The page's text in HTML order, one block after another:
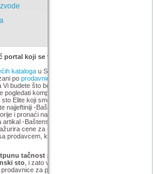
koji se trudi da uštedi vaš novac.
katalogau Srbiji, sa popustima i sniženim
po prodavnicama
Vi budete što bolje informisani o popustima i ceni
pogledati kompletan
Elite koji smo mi pronašli na akciji
najjeftiniji -Baštenski sto Elite u grupi . Vrlo lako
i pronaći najnižu cenu za -Baštenski sto Elite.
-Baštenski sto Elite, sve Vam je na jednom
cene za -Baštenski sto Elite, ali je ipak
prodavcem, kao i načinu isporuke i plaćanja.
tačnost podataka iz akcije Forma Ideale
sto, i zato vas molimo da pre kupovine
za proizvod